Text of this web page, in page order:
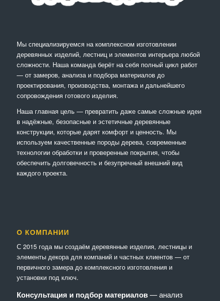
Мы специализируемся на комплексном изготовлении
деревянных изделий, лестниц и элементов интерьера любой
сложности. Наша команда берёт на себя полный цикл работ
— от замеров, анализа и подбора материалов до
проектирования, производства, монтажа и дальнейшего
сопровождения готового изделия.
Наша главная цель — превратить даже самые сложные идеи
в надёжные, безопасные и эстетичные деревянные
конструкции, которые дарят комфорт и ценность. Мы
используем качественные породы дерева, современные
технологии обработки и проверенные покрытия, чтобы
обеспечить долговечность и безупречный внешний вид
каждого проекта.
О КОМПАНИИ
С 2015 года мы создаём деревянные изделия, лестницы и
элементы декора для компаний и частных клиентов — от
первичного замера до комплексного изготовления и
установки под ключ.
Консультация и подбор материалов— анализ